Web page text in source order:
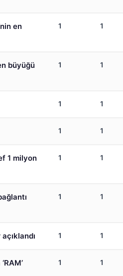
en
1 1
büyüğü
1 1
1 1
1 1
1 milyon
1 1
1 1
1 1
1 1